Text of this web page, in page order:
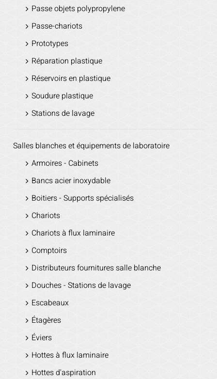
Passe objets polypropylene
Passe-chariots
Prototypes
Réparation plastique
Réservoirs en plastique
Soudure plastique
Stations de lavage
Salles blanches et équipements de laboratoire
Armoires - Cabinets
Bancs acier inoxydable
Boitiers - Supports spécialisés
Chariots
Chariots à flux laminaire
Comptoirs
Distributeurs fournitures salle blanche
Douches - Stations de lavage
Escabeaux
Étagères
Éviers
Hottes à flux laminaire
Hottes d'aspiration